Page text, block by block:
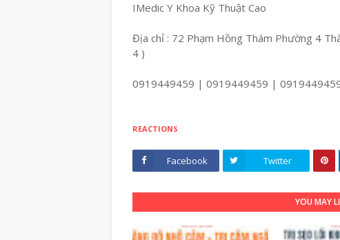
IMedic Y Khoa Kỹ Thuật Cao
Địa chỉ : 72 Phạm Hồng Thám Phường 4
4 )
0919449459 | 0919449459 |
REACTIONS
Facebook Twitter
YOU MAY